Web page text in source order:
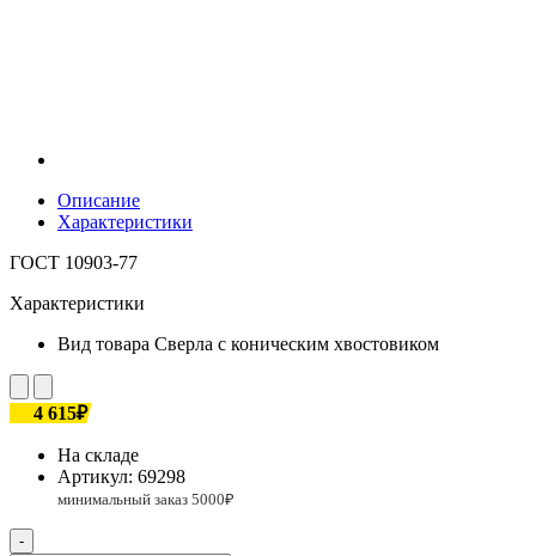
Описание
Характеристики
ГОСТ 10903-77
Характеристики
Вид товара Сверла с коническим хвостовиком
4 615₽
На складе
Артикул: 69298
-